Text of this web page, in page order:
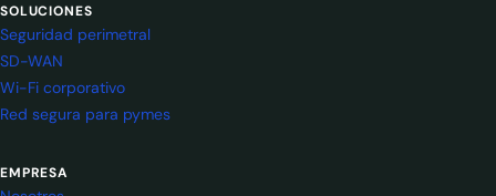
SOLUCIONES
Seguridad perimetral
SD-WAN
Wi-Fi corporativo
Red segura para pymes
EMPRESA